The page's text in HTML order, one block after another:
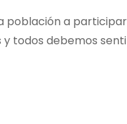
población a
y todos debemos